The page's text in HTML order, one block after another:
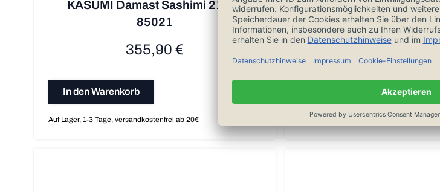
KASUMI Damast Sashimi 21 cm
85021
355,90 €
In den Warenkorb
Auf Lager, 1-3 Tage, versandkostenfrei ab 20€
KAI Shun Pro Sho
cm VG-
305,00 €
In den Warenkorb
Auf Lager, 1-3 Tage, versandkostenfrei ab